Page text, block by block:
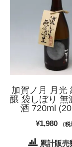
加賀ノ月 月光
醸 袋しぼり 無
酒 720ml
¥1,980 （税
累計販売